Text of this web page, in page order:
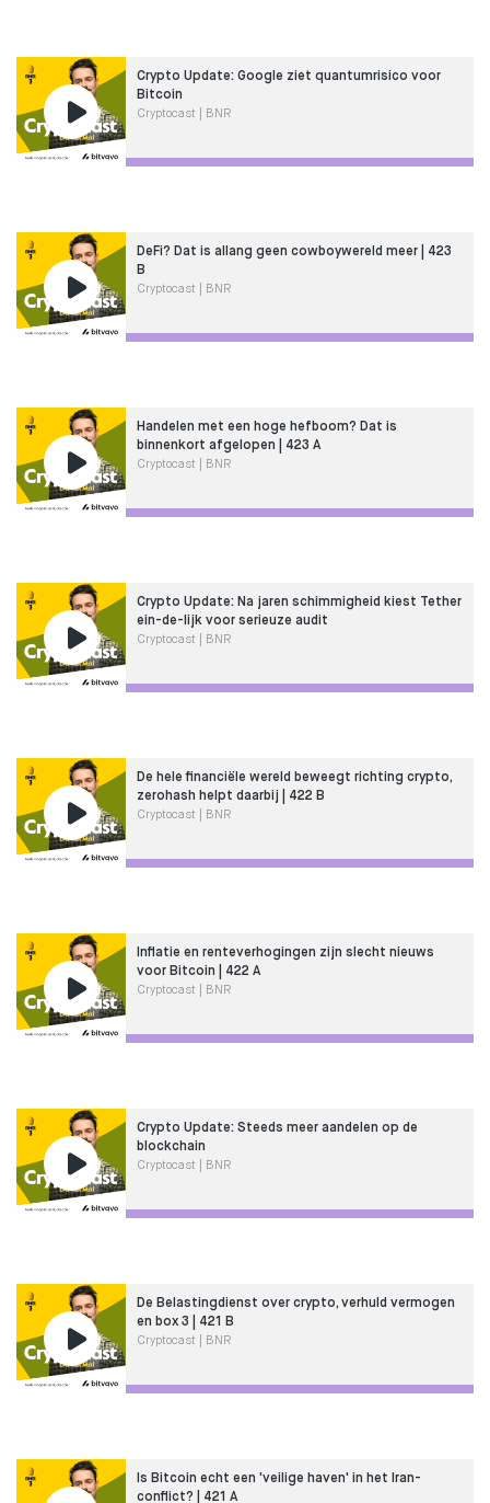
Crypto Update: Google ziet quantumrisico voor
Bitcoin
Cryptocast | BNR
DeFi? Dat is allang geen cowboywereld meer | 423
B
Cryptocast | BNR
Handelen met een hoge hefboom? Dat is
binnenkort afgelopen | 423 A
Cryptocast | BNR
Crypto Update: Na jaren schimmigheid kiest Tether
ein-de-lijk voor serieuze audit
Cryptocast | BNR
De hele financiële wereld beweegt richting crypto,
zerohash helpt daarbij | 422 B
Cryptocast | BNR
Inflatie en renteverhogingen zijn slecht nieuws
voor Bitcoin | 422 A
Cryptocast | BNR
Crypto Update: Steeds meer aandelen op de
blockchain
Cryptocast | BNR
De Belastingdienst over crypto, verhuld vermogen
en box 3 | 421 B
Cryptocast | BNR
Is Bitcoin echt een 'veilige haven' in het Iran-
conflict? | 421 A